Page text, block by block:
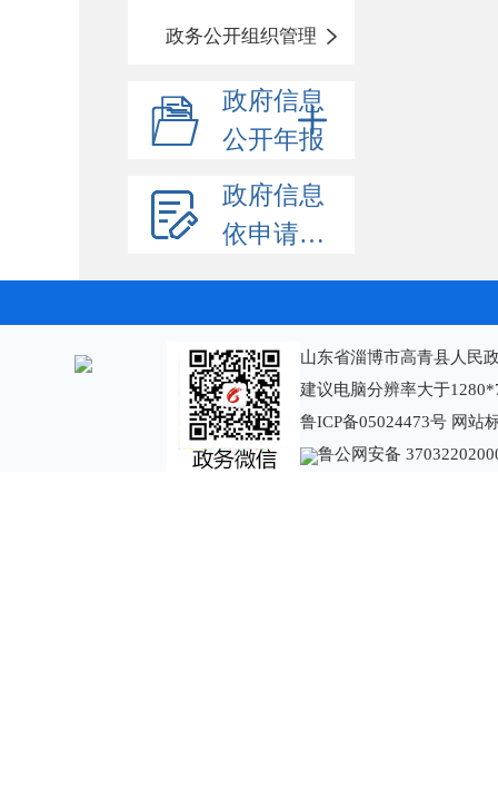
政务公开组织管理
政府信息
公开年报
政府信息
依申请公开
山东省淄博市高青县人民
建议电脑分辨率大于
鲁ICP备05024473号 网站
鲁公网安备